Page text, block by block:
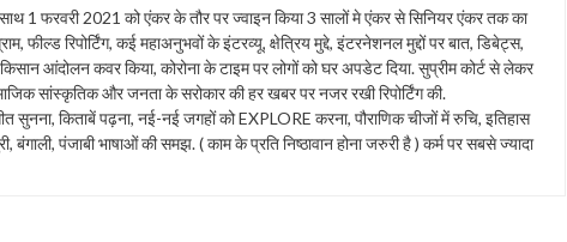
1 फरवरी 2021 को एंकर के तौर पर ज्वाइन किया 3 सालों मे एंकर से सिनियर एंकर तक का
फील्ड रिपोर्टिंग, कई महाअनुभवों के इंटरव्यू, क्षेत्रिय मुद्दे, इंटरनेशनल मुद्दों पर बात, डिबेट्स,
आंदोलन कवर किया, कोरोना के टाइम पर लोगों को घर अपडेट दिया. सुप्रीम कोर्ट से लेकर
सांस्कृतिक और जनता के सरोकार की हर खबर पर नजर रखी रिपोर्टिंग की.
सुनना, किताबें पढ़ना, नई-नई जगहों को EXPLORE करना, पौराणिक चीजों में रुचि, इतिहास
बंगाली, पंजाबी भाषाओं की समझ. ( काम के प्रति निष्ठावान होना जरुरी है ) कर्म पर सबसे ज्यादा